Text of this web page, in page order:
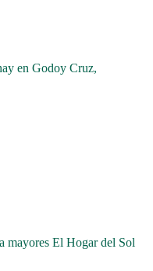
en Godoy Cruz,
mayores El Hogar del Sol